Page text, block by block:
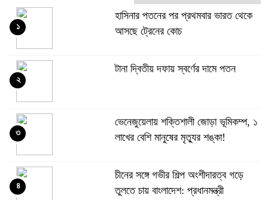
হাসিনার পতনের পর প্রথমবার ভারত থেকে
আসছে ট্রেনের কোচ
১
টানা দ্বিতীয় দফায় স্বর্ণের দামে পতন
২
ভেনেজুয়েলায় শক্তিশালী জোড়া ভূমিকম্প, ১
লাখের বেশি মানুষের মৃত্যুর শঙ্কা!
৩
চীনের সঙ্গে গভীর শিল্প অংশীদারত্ব গড়ে
তুলতে চায় বাংলাদেশ: প্রধানমন্ত্রী
৪